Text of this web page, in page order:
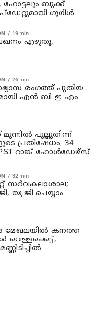
ഹോട്ടലും ബുക്ക്
ഗൂഗിൾ
19 min
എഴുതൂ,
26 min
രംഗത്ത് പുതിയ
എൻ ബി ഇ എം
മുന്നിൽ പുല്ലുതിന്ന്
പ്രതിഷേധം; 34
LPST റാങ്ക് ഹോൾഡേഴ്സ്
32 min
സർവകലാശാല;
യു ജി ചെയ്യാം
മേഖലയിൽ കനത്ത
വെള്ളക്കെട്ട്,